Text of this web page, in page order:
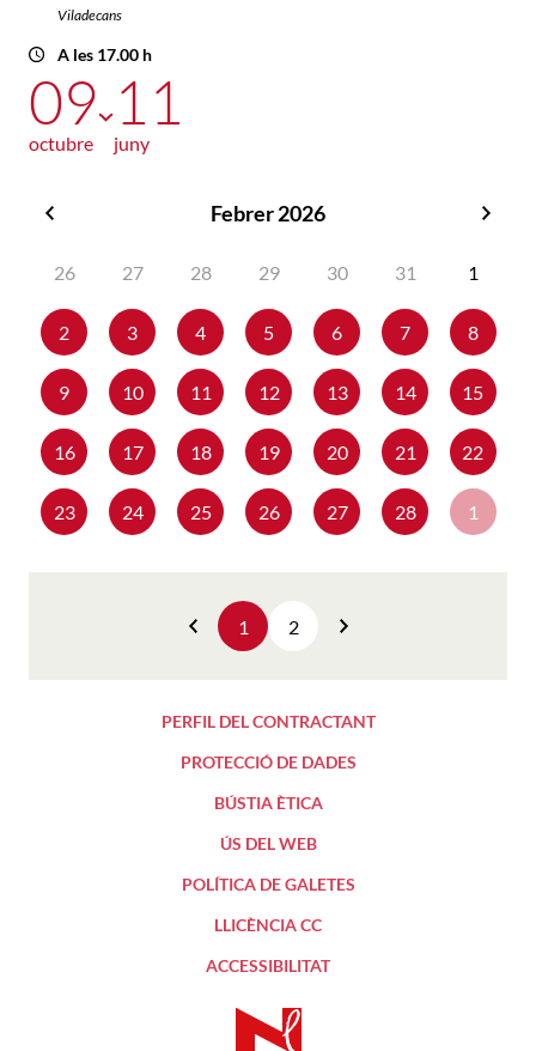
Viladecans
A les 17.00 h
09
octubre
11
juny
Febrer 2026
26
27 28 29 30 31 1
2 3 4 5 6 7 8
9 10 11 12 13 14 15
16 17 18 19 20 21 22
23 24 25 26 27 28 1
Anterior
1 2
PERFIL DEL CONTRACTANT
PROTECCIÓ DE DADES
BÚSTIA ÈTICA
ÚS DEL WEB
POLÍTICA DE GALETES
LLICÈNCIA CC
ACCESSIBILITAT